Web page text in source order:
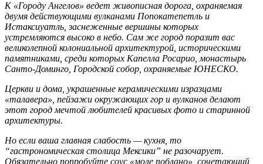
К «Городу Ангелов» ведет живописная дорога, охраняемая
двумя действующими вулканами Попокатепетль и
Истаксиуатль, заснеженные вершины которых
устремляются высоко в небо. Сам же город поразит вас
великолепной колониальной архитектурой, историческими
памятниками, среди которых Капелла Росарио, монастырь
Санто-Доминго, Городской собор, охраняемые ЮНЕСКО.
Церкви и дома, украшенные керамическими изразцами
«талавера», пейзажи окружающих гор и вулканов делают
этот город мечтой любителей красивых фото и старинной
архитектуры.
Но если ваша главная слабость — кухня, то
“гастрономическая столица Мексики” не разочарует.
Обязательно попробуйте соус «моле поблано», сочетающий